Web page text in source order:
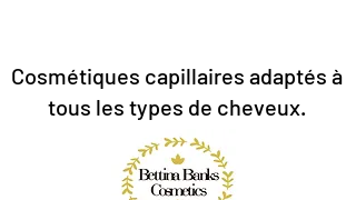
Cosmétiques capillaires adaptés à
tous les types de cheveux.